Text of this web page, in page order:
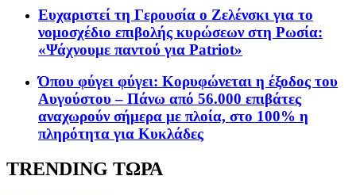
Ευχαριστεί τη Γερουσία ο Ζελένσκι για το
νομοσχέδιο επιβολής κυρώσεων στη Ρωσία:
«Ψάχνουμε παντού για Patriot»
Όπου φύγει φύγει: Κορυφώνεται η έξοδος του
Αυγούστου – Πάνω από 56.000 επιβάτες
αναχωρούν σήμερα με πλοία, στο 100% η
πληρότητα για Κυκλάδες
TRENDING ΤΩΡΑ